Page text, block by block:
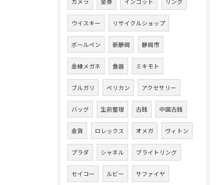
ウイスキー リサイクルショップ
ボールペン 新静岡 静岡市
金縁メガネ 食器 ミキモト
ブルガリ ペリカン アクセサリー
バッグ 生前整理 古銭 中国古銭
金貨 ロレックス オメガ ヴィトン
プラダ シャネル ブライトリング
セイコー ルビー サファイヤ